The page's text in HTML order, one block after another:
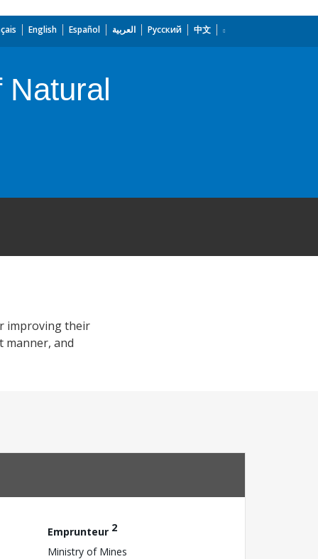
English Español العربية Русский 中文
Natural
improving their
manner, and
Emprunteur 2
Ministry of Mines